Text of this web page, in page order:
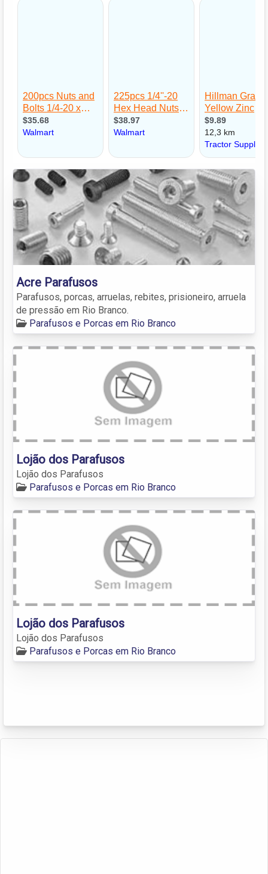
Acre Parafusos
Parafusos, porcas, arruelas, rebites, prisioneiro, arruela
de pressão em Rio Branco.
Parafusos e Porcas em Rio Branco
Lojão dos Parafusos
Lojão dos Parafusos
Parafusos e Porcas em Rio Branco
Lojão dos Parafusos
Lojão dos Parafusos
Parafusos e Porcas em Rio Branco